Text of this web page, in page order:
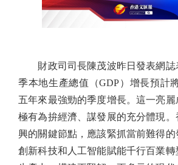
財政司司長陳茂波昨日發表網誌
季本地生產總值（GDP）增長預計
五年來最強勁的季度增長。這一亮
極有為拚經濟、謀發展的充分體現。
興的關鍵節點，應該緊抓當前難得的
創新科技和人工智能賦能千行百業